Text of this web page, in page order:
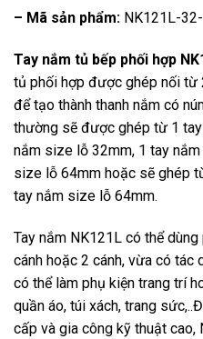
– Mã sản phẩm: NK121L-
Tay nắm tủ bếp phối hợp
tủ phối hợp được ghép nối từ
để tạo thành thanh nắm có
thường sẽ được ghép từ 1
nắm size lỗ 32mm, 1 tay
size lỗ 64mm hoặc sẽ ghép
tay nắm size lỗ 64mm.
Tay nắm NK121L có thể
cánh hoặc 2 cánh, vừa có tác
có thể làm phụ kiện trang trí
quần áo, túi xách, trang
cấp và gia công kỹ thuật